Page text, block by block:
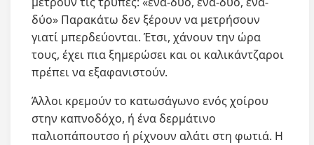
δύο» Παρακάτω δεν ξέρουν να μετρήσουν
γιατί μπερδεύονται. Έτσι, χάνουν την ώρα
τους, έχει πια ξημερώσει και οι καλικάντζαροι
πρέπει να εξαφανιστούν.
Άλλοι κρεμούν το κατωσάγωνο ενός χοίρου
στην καπνοδόχο, ή ένα δερμάτινο
παλιοπάπουτσο ή ρίχνουν αλάτι στη φωτιά. Η